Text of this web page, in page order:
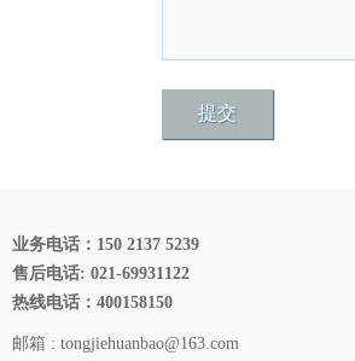
业务电话：150 2137 5239
售后电话: 021-69931122
热线电话：400158150
邮箱 : tongjiehuanbao@163.com